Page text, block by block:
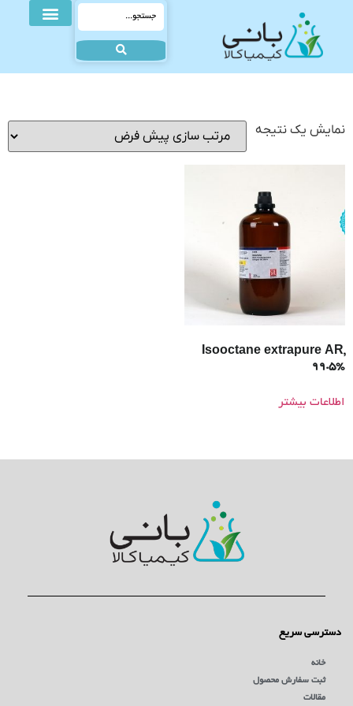
نمایش یک نتیجه
Isooctane extrapure AR,
99.5%
اطلاعات بیشتر
دسترسی سریع
خانه
ثبت سفارش محصول
مقالات